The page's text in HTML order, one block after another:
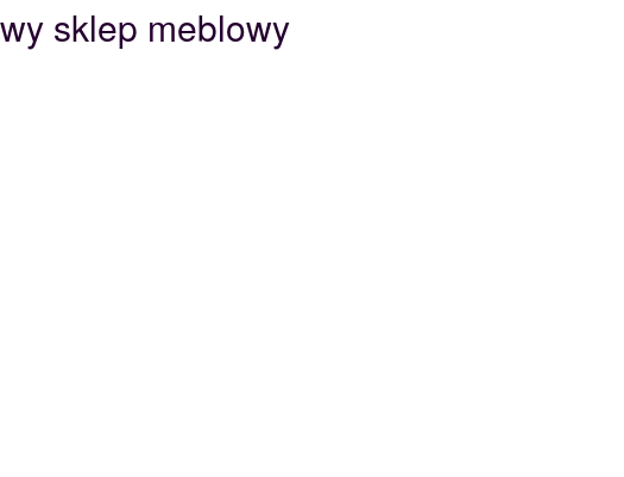
sklep meblowy